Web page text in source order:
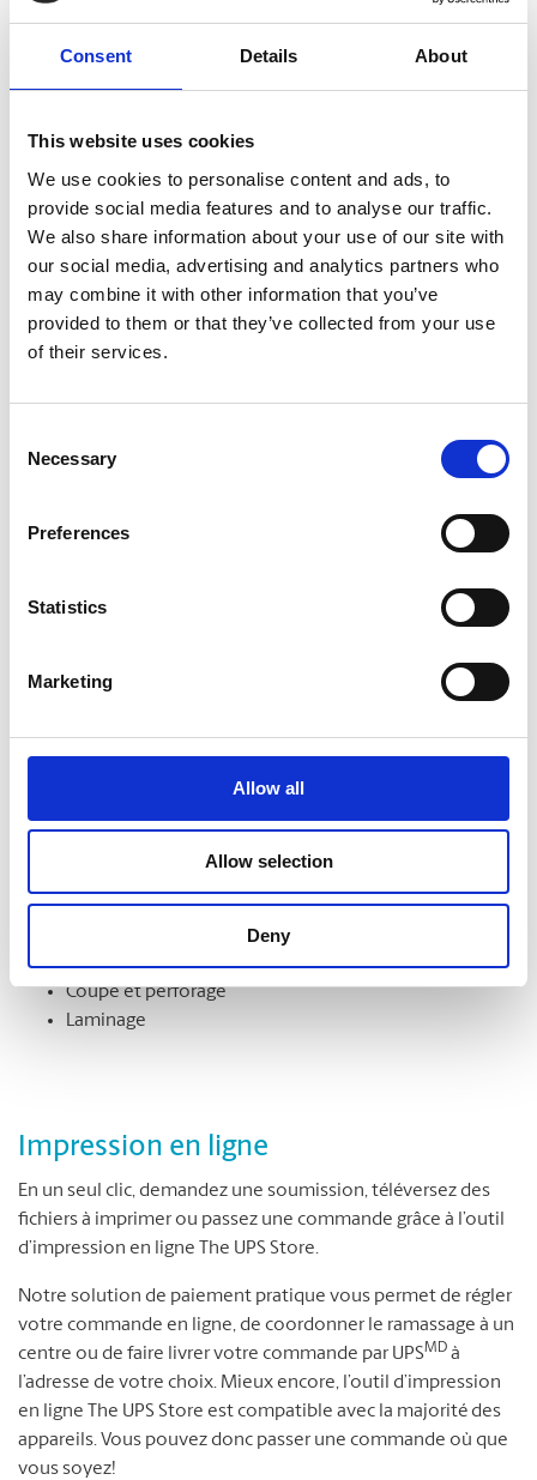
Consent Details About
This website uses cookies
We use cookies to personalise content and ads, to
provide social media features and to analyse our traffic.
We also share information about your use of our site with
our social media, advertising and analytics partners who
may combine it with other information that you’ve
provided to them or that they’ve collected from your use
of their services.
Selection
Necessary
Preferences
Statistics
Marketing
Allow all
Allow selection
Deny
Banderoles
Des salons commerciaux aux inaugurations officielles, les
banderoles attirent l’attention et communiquent votre
message avec force. Nous offrons des banderoles de
dimensions standards ou sur mesure. Nous pouvons même
les monter sur un support pour afficher clairement votre
présence.
affiches d’allure professionnelle dans un vaste choix de
formats. Nous pouvons aussi les monter sur un support et
Finition de documents
Démarquez-vous par la qualité de vos documents et de vos
Reliure
Mise en bloc
Coupe et perforage
Laminage
Impression en ligne
En un seul clic, demandez une soumission, téléversez des
fichiers à imprimer ou passez une commande grâce à l’outil
d’impression en ligne The UPS Store.
Notre solution de paiement pratique vous permet de régler
votre commande en ligne, de coordonner le ramassage à un
centre ou de faire livrer votre commande par UPSMD à
l’adresse de votre choix. Mieux encore, l’outil d’impression
en ligne The UPS Store est compatible avec la majorité des
appareils. Vous pouvez donc passer une commande où que
vous soyez!